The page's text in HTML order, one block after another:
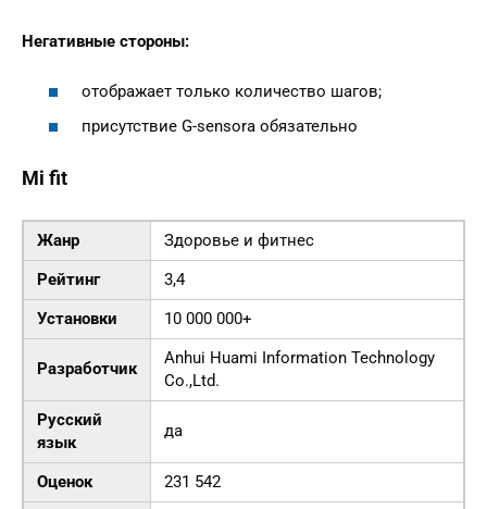
Негативные стороны:
отображает только количество шагов;
присутствие G-sensorа обязательно
Mi fit
Жанр
Здоровье и фитнес
Рейтинг
3,4
Установки
10 000 000+
Разработчик
Anhui Huami Information Technology
Co.,Ltd.
Русский
язык
да
Оценок
231 542